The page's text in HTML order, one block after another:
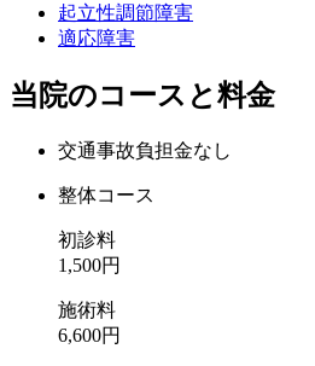
起立性調節障害
適応障害
当院のコースと料金
交通事故負担金なし
整体コース
初診料
1,500円
施術料
6,600円